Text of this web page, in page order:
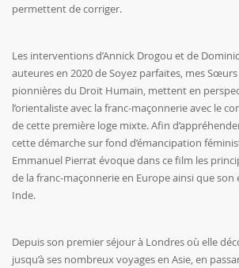
permettent de corriger.
Les interventions d’Annick Drogou et de
auteures en 2020 de Soyez parfaites, mes
pionnières du Droit Humain, mettent en
l’orientaliste avec la franc-maçonnerie avec le
de cette première loge mixte. Afin
cette démarche sur fond d’émancipation
Emmanuel Pierrat évoque dans ce film les
de la franc-maçonnerie en Europe ainsi que son
Inde.
Depuis son premier séjour à Londres où elle
jusqu’à ses nombreux voyages en Asie, en